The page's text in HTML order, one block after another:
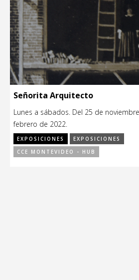
Señorita Arquitecto
Lunes a sábados. Del 25 de
febrero de 2022.
EXPOSICIONES
EXPOSICIONES
CCE MONTEVIDEO - HUB